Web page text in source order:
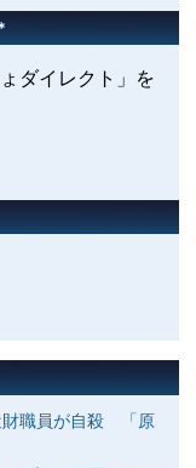
ダイレクト」を
財職員が自殺 「原